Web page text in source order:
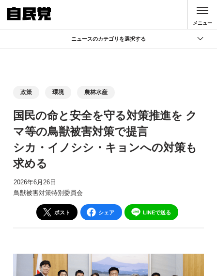
メニュー
ニュースのカテゴリを選択する
記者会見
政策 環境 農林水産
国民の命と安全を守る対策推進を ク
マ等の鳥獣被害対策で提言
シカ・イノシシ・キョンへの対策も
求める
2026年6月26日
鳥獣被害対策特別委員会
ポスト シェア LINEで送る